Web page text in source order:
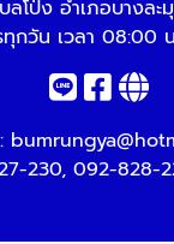
โป่ง อำเภอบางละ
ทุกวัน เวลา 08:00
230, 092-828-